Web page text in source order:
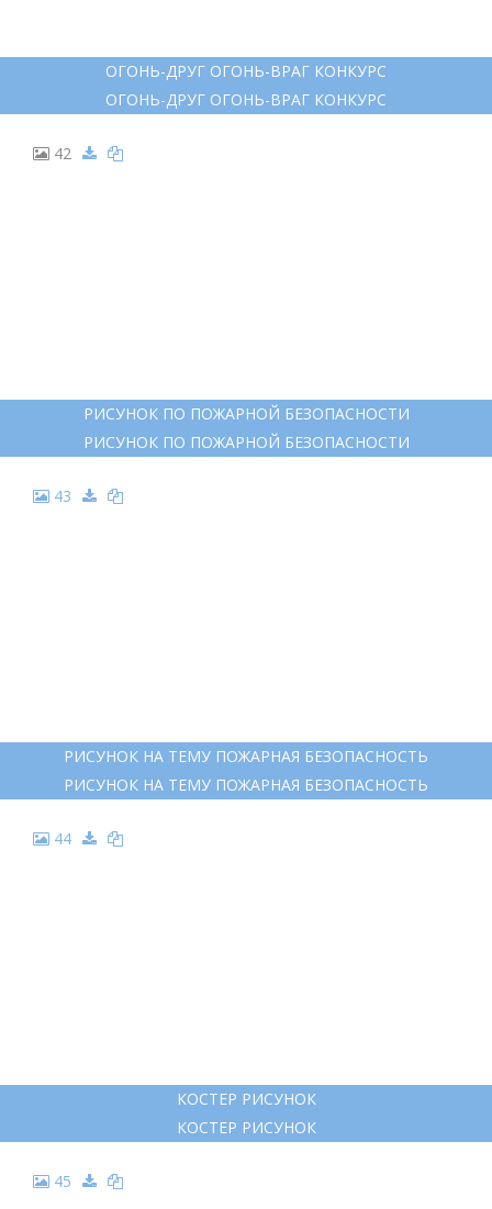
ОГОНЬ-ДРУГ ОГОНЬ-ВРАГ КОНКУРС
ОГОНЬ-ДРУГ ОГОНЬ-ВРАГ КОНКУРС
42
РИСУНОК ПО ПОЖАРНОЙ БЕЗОПАСНОСТИ
РИСУНОК ПО ПОЖАРНОЙ БЕЗОПАСНОСТИ
43
РИСУНОК НА ТЕМУ ПОЖАРНАЯ БЕЗОПАСНОСТЬ
РИСУНОК НА ТЕМУ ПОЖАРНАЯ БЕЗОПАСНОСТЬ
44
КОСТЕР РИСУНОК
КОСТЕР РИСУНОК
45